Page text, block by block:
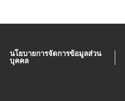
นโยบายการจัดการข้อมูลส่วน
บุคคล